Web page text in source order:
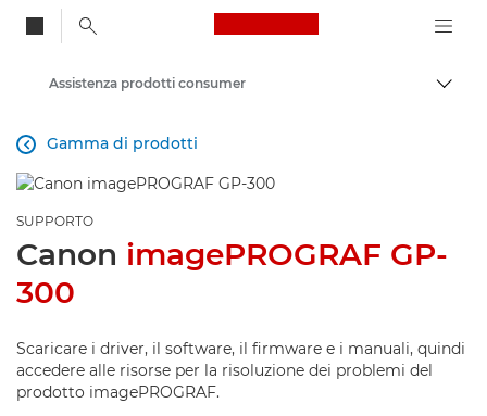
Canon Logo, back
Assistenza prodotti consumer
Gamma di prodotti

SUPPORTO
Canon imagePROGRAF GP-
300
Scaricare i driver, il software, il firmware e i manuali, quindi
accedere alle risorse per la risoluzione dei problemi del
prodotto imagePROGRAF.